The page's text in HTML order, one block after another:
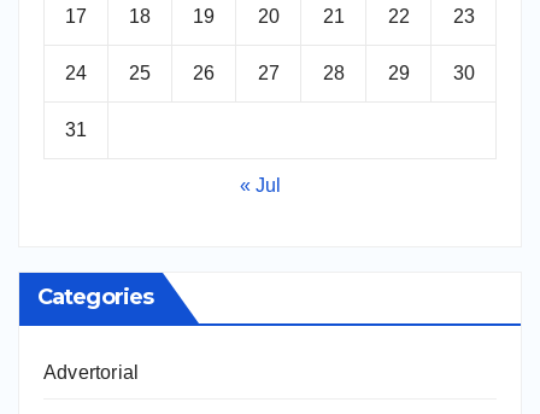
17 18 19 20 21 22 23
24 25 26 27 28 29 30
31
« Jul
Categories
Advertorial